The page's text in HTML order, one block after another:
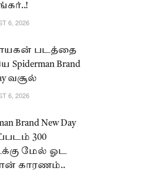
6, 2026
படத்தை
Spiderman Brand
வசூல்
6, 2026
Brand New Day
300
மேல் ஓட
காரணம்..